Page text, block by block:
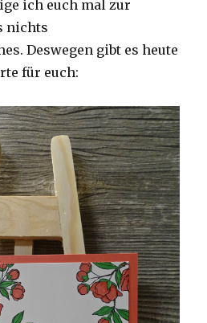
ich euch mal zur
nichts
Deswegen gibt es heute
für euch: